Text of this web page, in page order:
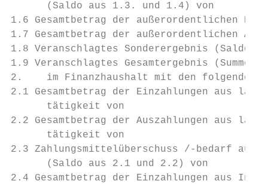
(Saldo aus 1.3. und 1.4) von
1.6 Gesamtbetrag der
1.7 Gesamtbetrag der
1.8 Veranschlagtes Sonderergebnis
1.9 Veranschlagtes Gesamtergebnis
2.    im Finanzhaushalt mit den folgenden
2.1 Gesamtbetrag der Einzahlungen
tätigkeit von
2.2 Gesamtbetrag der Auszahlungen
tätigkeit von
2.3 Zahlungsmittelüberschuss /-bedarf
(Saldo aus 2.1 und 2.2) von
2.4 Gesamtbetrag der Einzahlungen aus